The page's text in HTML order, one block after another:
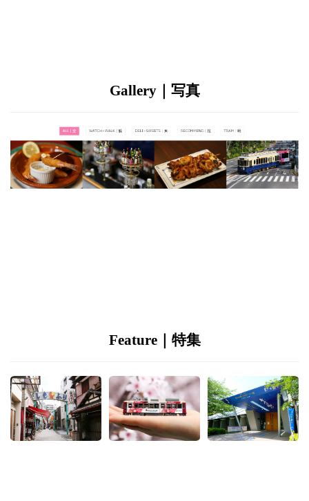
Gallery｜写真
Feature｜特集